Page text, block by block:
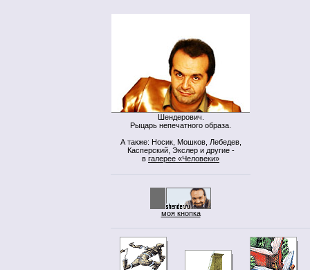
Шендерович.
Рыцарь непечатного образа.
А также: Носик, Мошков, Лебедев,
Касперский, Экслер и другие -
в галерее «Человеки»
моя кнопка